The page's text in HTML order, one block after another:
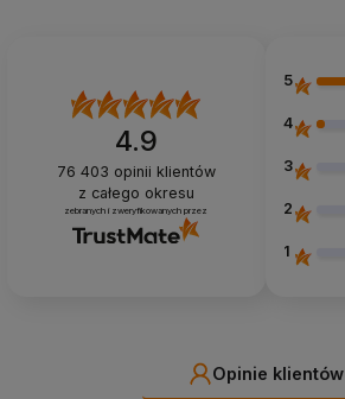
4.9
76 403 opinii klientów
z całego okresu
zebranych i zweryfikowanych przez
5
4
3
2
1
Opinie klientów